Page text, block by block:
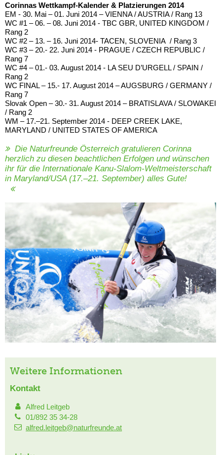
Corinnas Wettkampf-Kalender & Platzierungen 2014
EM - 30. Mai – 01. Juni 2014 – VIENNA / AUSTRIA / Rang 13
WC #1 – 06. – 08. Juni 2014 - TBC GBR, UNITED KINGDOM /
Rang 2
WC #2 – 13. – 16. Juni 2014- TACEN, SLOVENIA / Rang 3
WC #3 – 20.- 22. Juni 2014 - PRAGUE / CZECH REPUBLIC /
Rang 7
WC #4 – 01.- 03. August 2014 - LA SEU D’URGELL / SPAIN /
Rang 2
WC FINAL – 15.- 17. August 2014 – AUGSBURG / GERMANY /
Rang 7
Slovak Open – 30.- 31. August 2014 – BRATISLAVA / SLOWAKEI
/ Rang 2
WM – 17.–21. September 2014 - DEEP CREEK LAKE,
MARYLAND / UNITED STATES OF AMERICA
Die Naturfreunde Österreich gratulieren Corinna
herzlich zu diesen beachtlichen Erfolgen und wünschen
ihr für die Internationale Kanu-Slalom-Weltmeisterschaft
in Maryland/USA (17.–21. September) alles Gute!
Weitere Informationen
Kontakt
Alfred Leitgeb
01/892 35 34-28
alfred.leitgeb@naturfreunde.at